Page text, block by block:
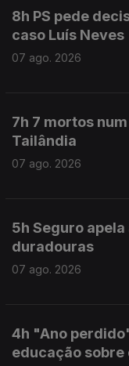
8h PS pede
caso Luís Neves
07 ago. 2026
7h 7 mortos
Tailândia
07 ago. 2026
5h Seguro
duradouras
07 ago. 2026
4h "Ano
educação sobre